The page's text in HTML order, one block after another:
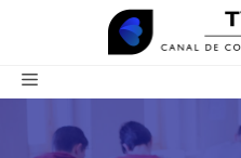
contenido
Menú